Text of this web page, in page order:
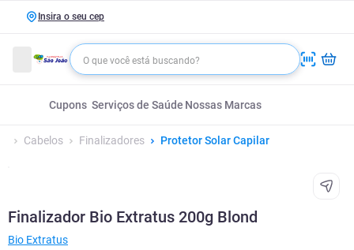
Insira o seu cep
Cupons Serviços de Saúde Nossas Marcas
Cabelos Finalizadores Protetor Solar Capilar
Finalizador Bio Extratus 200g Blond
Bio Extratus